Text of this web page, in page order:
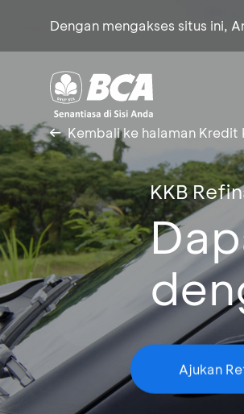
Dengan mengakses situs ini,
Kembali ke halaman
KKB
Ajukan